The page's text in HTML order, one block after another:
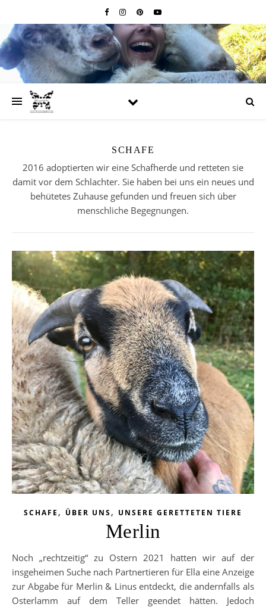
SCHAFE
2016 adoptierten wir eine Schafherde und retteten sie
damit vor dem Schlachter. Sie haben bei uns ein neues und
behütetes Zuhause gefunden und freuen sich über
menschliche Begegnungen.
SCHAFE , ÜBER UNS, UNSERE GERETTETEN TIERE
Merlin
Noch „rechtzeitig“ zu Ostern 2021 hatten wir auf der
insgeheimen Suche nach Partnertieren für Ella eine Anzeige
zur Abgabe für Merlin & Linus entdeckt, die andernfalls als
Osterlamm auf dem Teller geendet hätten. Jedoch